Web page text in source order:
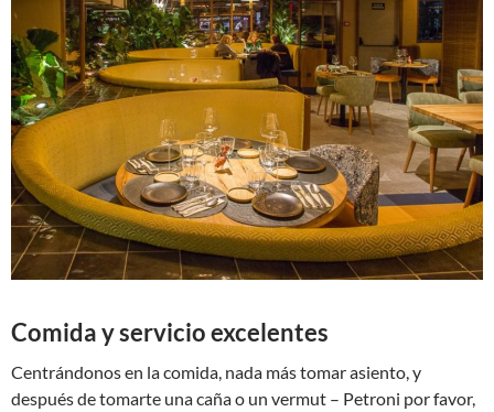
Comida y servicio excelentes
Centrándonos en la comida, nada más tomar asiento, y
después de tomarte una caña o un vermut – Petroni por favor,